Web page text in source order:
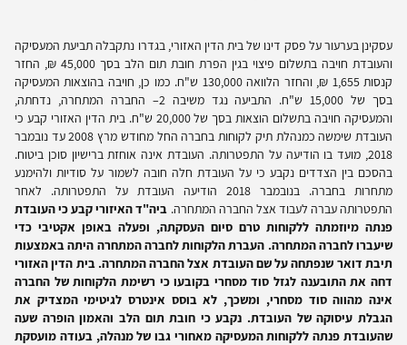
עסקינן בערעור על פסק דינו של בית הדין האזורי, בגדרו נתקבלה תביעת המעסיקה
והעובדת חויבה בתשלום פיצוי בגין הפרת חובת תום הלב בסך 45,000 ₪, החזר
קנסות 1,655 ₪, והחזר הלוואה 130,000 ש"ח. כמו כן, חויבה בהוצאות המעסיקה
בסך של 15,000 ש"ח. התביעה נגד משיבה 2– החברה המתחרה, נדחתה,
והמעסיקה חויבה בתשלום הוצאות בסך של 20,000 ש"ח. בית הדין האזורי קבע כי
העובדת שימשה כמנהלת תיק לקוחות בחברה החל מחודש מרץ 2008 עד נובמבר
2018, מועד בו הודיעה על התפטרותה. העובדת אינה אוחזת ברישיון סוכן ביטוח.
בהסכם בין הצדדים נקבע כי על העובדת חלה חובה לשמור על סודיות ולהימנע
מתחרות בחברה. בנובמבר 2018 הודיעה העובדת על התפטרותה. לאחר
התפטרותה עברה לעבוד אצל החברה המתחרה. ביה"ד האיזורי קבע כי העובדת
פנתה מיוזמתה ללקוחות טרם סיום העסקתה, ופעלה באופן אקטיבי כדי
שיעברו לחברה המתחרה. העברת הלקוחות לחברה המתחרה היתה באמצעות
תיבת דואר שנפתחה על שם העובדת אצל החברה המתחרה. בית הדין האזורי
דחה את התובענה לגזל סוד מסחרי בקובעו כי רשימת הלקוחות של החברה
אינה מהווה סוד מסחרי, ומשכך, לא בוסס אינטרס לגיטימי המצדיק את
הגבלת עיסוקה של העובדת. נקבע כי חובת תום הלב והאמון הופרה שעה
שהעובדת פנתה ללקוחות המעסיקה מאחורי גבו של מנהלה, בעודה מועסקת